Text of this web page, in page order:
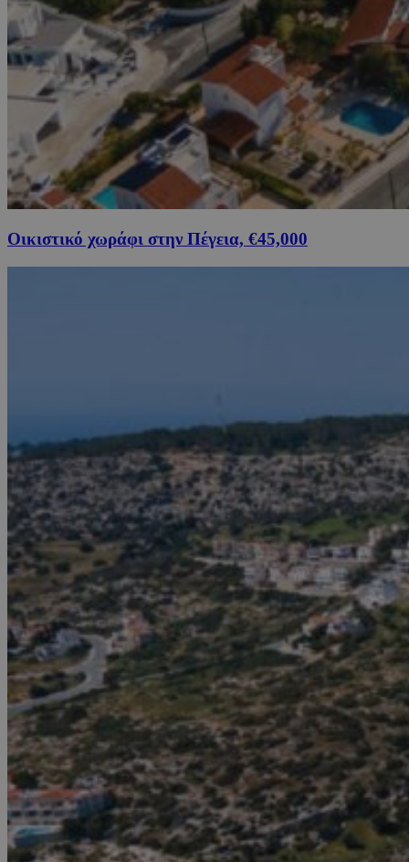
Οικιστικό χωράφι στην Πέγεια, €45,000